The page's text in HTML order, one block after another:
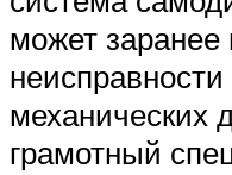
может заранее
механических
грамотный